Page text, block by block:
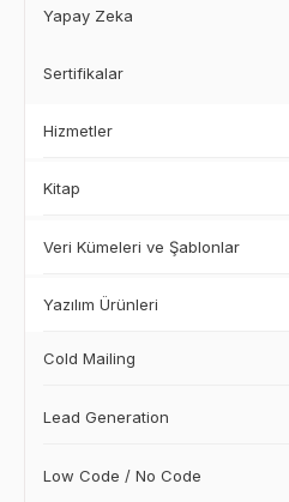
Yapay Zeka
Sertifikalar
Hizmetler
Kitap
Veri Kümeleri ve Şablonlar
Yazılım Ürünleri
Cold Mailing
Lead Generation
Low Code / No Code